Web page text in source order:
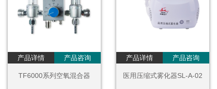
产品详情 产品咨询
TF6000系列空氧混合器
产品详情 产品咨询
医用压缩式雾化器SL-A-02